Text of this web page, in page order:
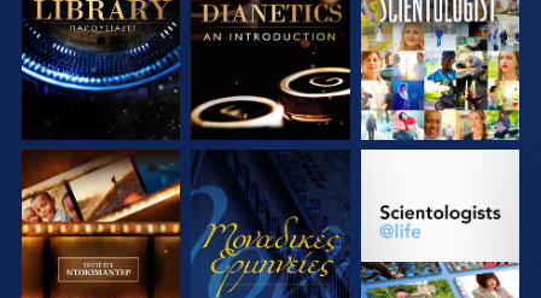
ΕΞΕΡΕΥΝΗΣΤΕ ΤΗ
ΣΕΙΡΑ
ΠΑΡΑΚΟΛΟΥΘΗΣΤΕ
ΕΞΕΡΕΥΝΗΣΤΕ ΤΗ